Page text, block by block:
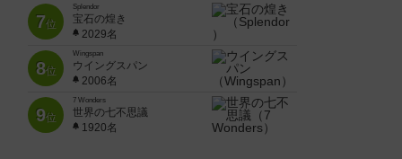
7位
Splendor
宝石の煌き
2029名
8位
Wingspan
ウイングスパン
2006名
9位
7 Wonders
世界の七不思議
1920名